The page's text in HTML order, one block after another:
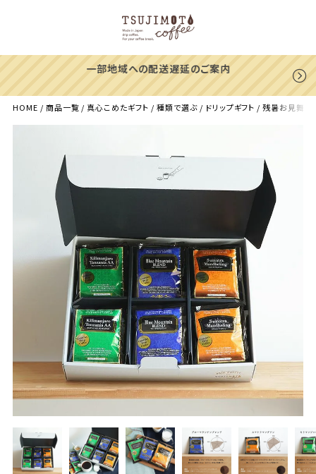
一部地域への配送遅延のご案内
HOME 商品一覧 真心こめたギフト 種類で選ぶ ドリップギフト 残暑お見舞い